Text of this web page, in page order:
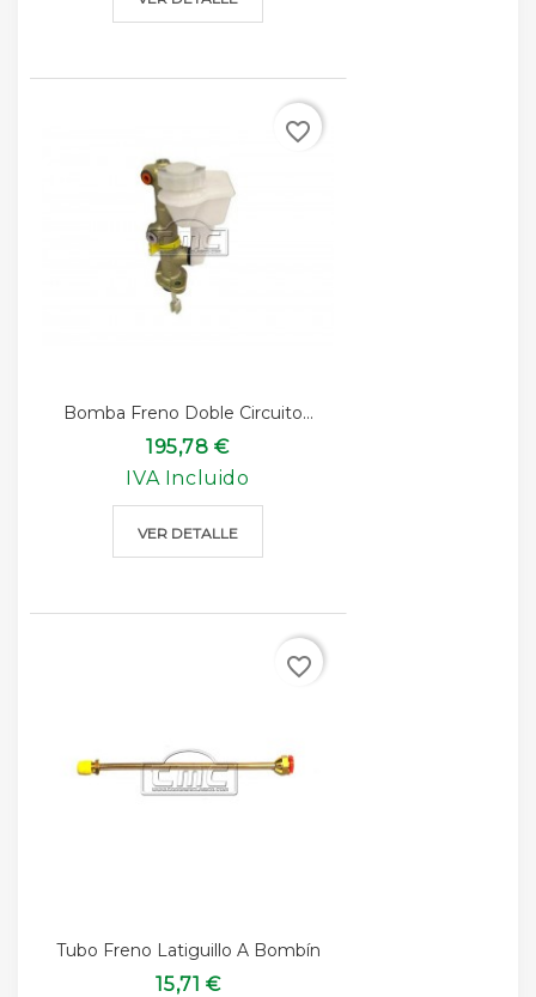
Bomba Freno Doble Circuito...
195,78 €
IVA Incluido
VER DETALLE
favorite_border
Tubo Freno Latiguillo A Bombín
15,71 €
favorite_border